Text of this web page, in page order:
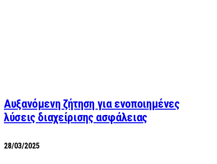
Αυξανόμενη ζήτηση για ενοποιημένες
λύσεις διαχείρισης ασφάλειας
28/03/2025